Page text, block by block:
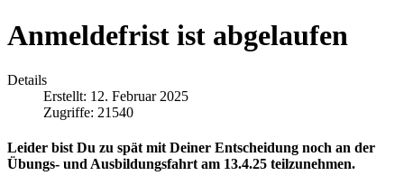
Anmeldefrist ist abgelaufen
Details
Erstellt: 12. Februar 2025
Zugriffe: 21540
Leider bist Du zu spät mit Deiner Entscheidung noch an der
Übungs- und Ausbildungsfahrt am 13.4.25 teilzunehmen.